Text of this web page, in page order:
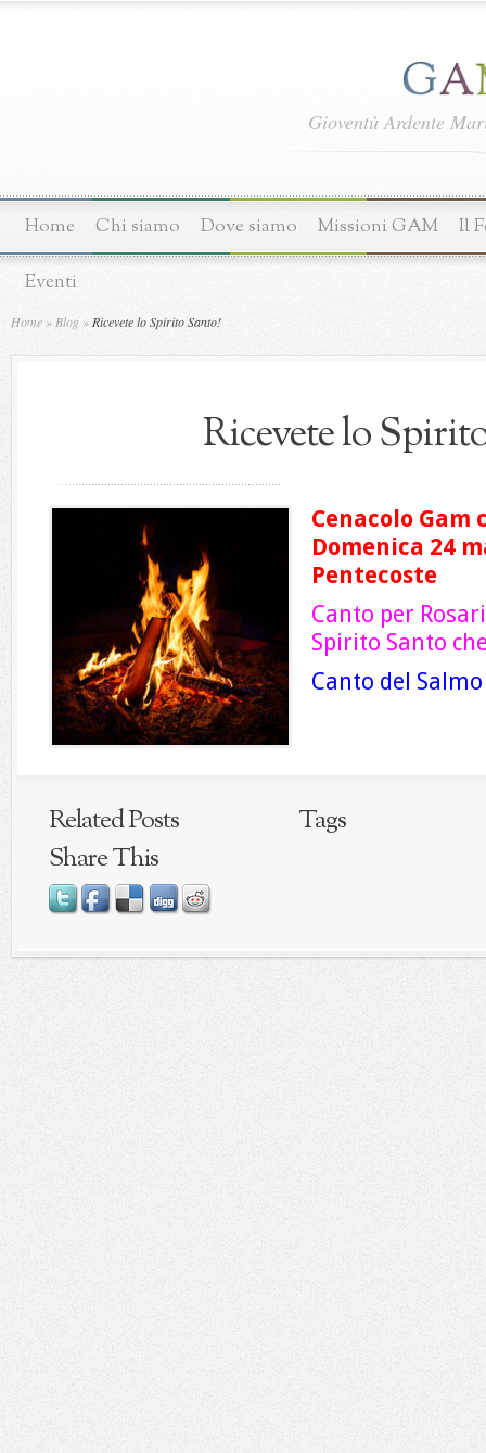
Gioventù Ardente
Home Chi siamo Dove siamo Missioni GAM Il
Eventi
Home » Blog » Ricevete lo Spirito Santo!
Ricevete lo
Cenacolo Gam
Domenica 24
Pentecoste
Canto per
Spirito Santo
Canto del
Related Posts
Tags
Share This